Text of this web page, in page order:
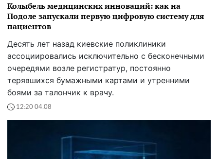
Колыбель медицинских инноваций: как на
Подоле запускали первую цифровую систему для
пациентов
Десять лет назад киевские поликлиники
ассоциировались исключительно с бесконечными
очередями возле регистратур, постоянно
терявшихся бумажными картами и утренними
боями за талончик к врачу.
12:20 04.08